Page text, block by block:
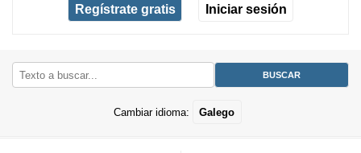
Regístrate gratis Iniciar sesión
Cambiar idioma: Galego